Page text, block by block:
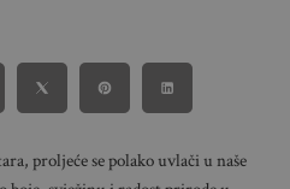
proljeće se polako uvlači u naše